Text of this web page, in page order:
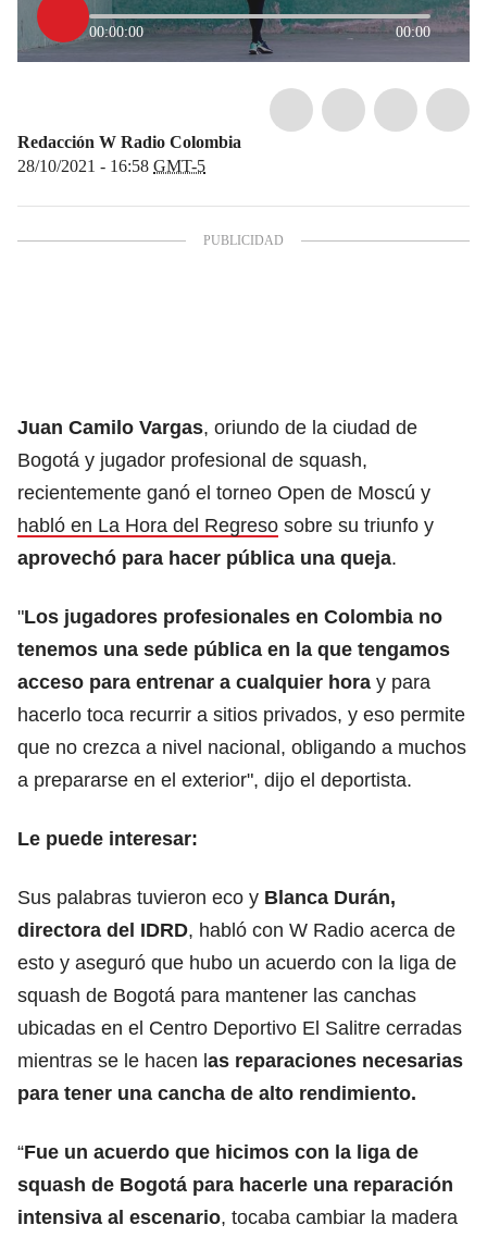
00:00:00 00:00
Redacción W Radio Colombia
28/10/2021 - 16:58 GMT-5
Juan Camilo Vargas, oriundo de la ciudad de
Bogotá y jugador profesional de squash,
recientemente ganó el torneo Open de Moscú y
habló en La Hora del Regreso sobre su triunfo y
aprovechó para hacer pública una queja.
"Los jugadores profesionales en Colombia no
tenemos una sede pública en la que tengamos
acceso para entrenar a cualquier hora y para
hacerlo toca recurrir a sitios privados, y eso permite
que no crezca a nivel nacional, obligando a muchos
a prepararse en el exterior", dijo el deportista.
Le puede interesar:
Sus palabras tuvieron eco y Blanca Durán,
directora del IDRD, habló con W Radio acerca de
esto y aseguró que hubo un acuerdo con la liga de
squash de Bogotá para mantener las canchas
ubicadas en el Centro Deportivo El Salitre cerradas
mientras se le hacen las reparaciones necesarias
para tener una cancha de alto rendimiento.
“Fue un acuerdo que hicimos con la liga de
squash de Bogotá para hacerle una reparación
intensiva al escenario, tocaba cambiar la madera